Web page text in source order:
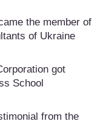
the member of
of Ukraine
got
School
from the